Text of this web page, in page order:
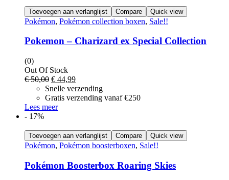
Toevoegen aan verlanglijst Compare Quick view
Pokémon, Pokémon collection boxen, Sale!!
Pokemon – Charizard ex Special Collection
(0)
Out Of Stock
€50,00 Oorspronkelijke
prijs
was:
€ 50,00.
€ 44,99Huidige
prijs
is:
Snelle verzending
Gratis verzending vanaf €250
Lees meer
- 17%
Toevoegen aan verlanglijst Compare Quick view
Pokémon, Pokémon boosterboxen, Sale!!
Pokémon Boosterbox Roaring Skies